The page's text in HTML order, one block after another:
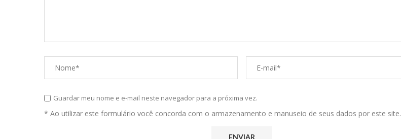
Guardar meu nome e e-mail neste navegador para a próxima vez.
* Ao utilizar este formulário você concorda com o armazenamento e manuseio de seus dados por este site.